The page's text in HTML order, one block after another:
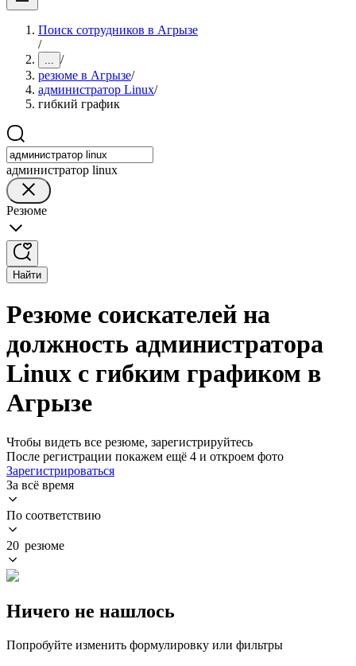
Поиск сотрудников в Агрызе
/
... /
резюме в Агрызе/
администратор Linux/
гибкий график
администратор linux
Резюме
Найти
Резюме соискателей на
должность администратора
Linux с гибким графиком в
Агрызе
Чтобы видеть все резюме, зарегистрируйтесь
После регистрации покажем ещё 4 и откроем фото
Зарегистрироваться
За всё время
По соответствию
20 резюме
Ничего не нашлось
Попробуйте изменить формулировку или фильтры